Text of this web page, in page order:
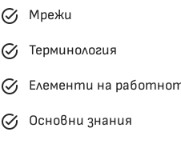
task_alt Мрежи
task_alt Терминология
task_alt Елементи на
task_alt Основни знания